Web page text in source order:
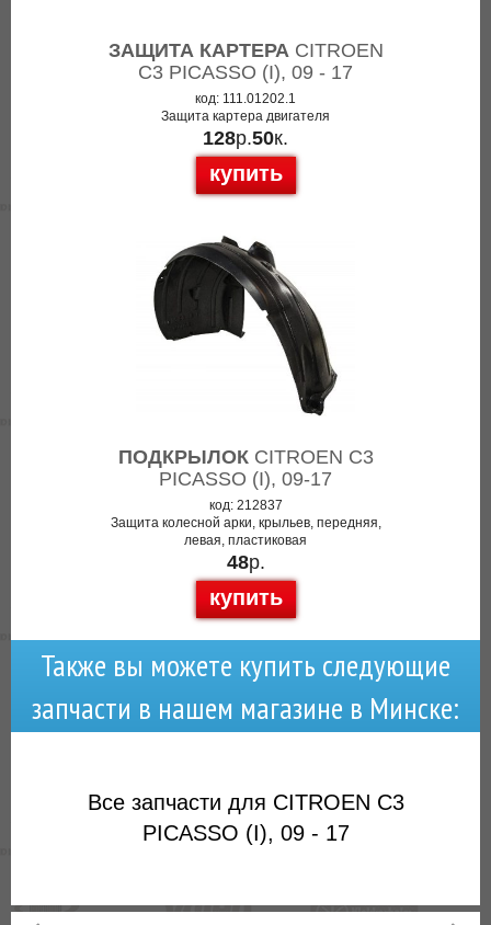
ЗАЩИТА КАРТЕРАCITROEN
C3 PICASSO (I), 09 - 17
код: 111.01202.1
Защита картера двигателя
128р.50к.
купить
ПОДКРЫЛОКCITROEN C3
PICASSO (I), 09-17
код: 212837
Защита колесной арки, крыльев, передняя,
левая, пластиковая
48р.
купить
Также вы можете купить следующие
запчасти в нашем магазине в Минске:
Все запчасти для CITROEN C3
PICASSO (I), 09 - 17